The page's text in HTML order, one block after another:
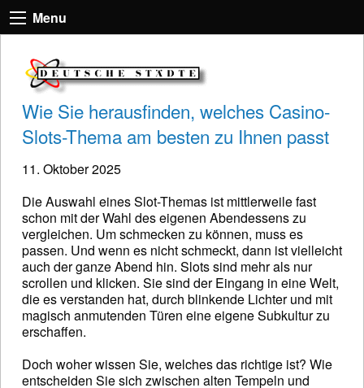
Menu
Wie Sie herausfinden, welches Casino-
Slots-Thema am besten zu Ihnen passt
11. Oktober 2025
Die Auswahl eines Slot-Themas ist mittlerweile fast
schon mit der Wahl des eigenen Abendessens zu
vergleichen. Um schmecken zu können, muss es
passen. Und wenn es nicht schmeckt, dann ist vielleicht
auch der ganze Abend hin. Slots sind mehr als nur
scrollen und klicken. Sie sind der Eingang in eine Welt,
die es verstanden hat, durch blinkende Lichter und mit
magisch anmutenden Türen eine eigene Subkultur zu
erschaffen.
Doch woher wissen Sie, welches das richtige ist? Wie
entscheiden Sie sich zwischen alten Tempeln und